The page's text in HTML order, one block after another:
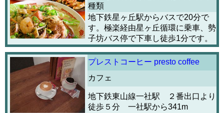
種類
地下鉄星ヶ丘駅からバスで20分で
す。極楽経由星ヶ丘循環に乗車、勢
子坊バス停で下車し徒歩1分です。
プレストコーヒー presto coffee
カフェ
地下鉄東山線一社駅 ２番出口より
徒歩５分 一社駅から341m